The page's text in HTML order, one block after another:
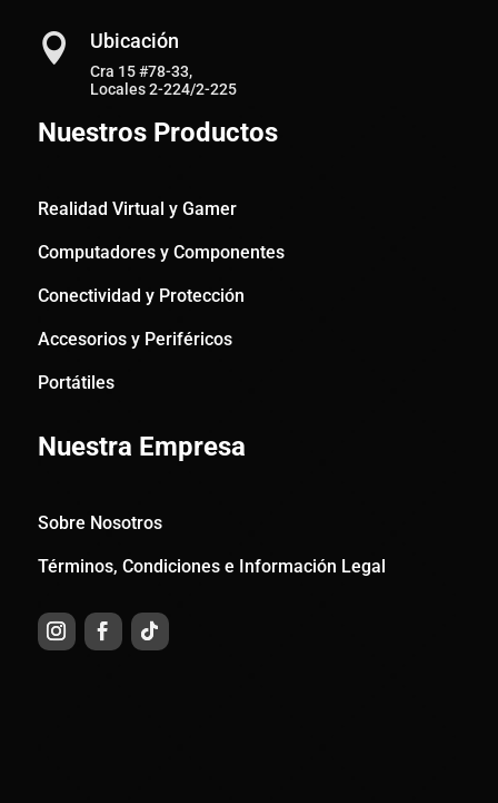
 Ubicación
Cra 15 #78-33,
Locales 2-224/2-225
Nuestros Productos
Realidad Virtual y Gamer
Computadores y Componentes
Conectividad y Protección
Accesorios y Periféricos
Portátiles
Nuestra Empresa
Sobre Nosotros
Términos, Condiciones e Información Legal